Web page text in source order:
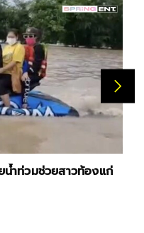
ำท่วมช่วยสาวท้องแก่